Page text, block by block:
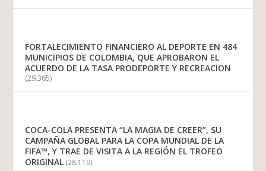
FORTALECIMIENTO FINANCIERO AL DEPORTE EN 484
MUNICIPIOS DE COLOMBIA, QUE APROBARON EL
ACUERDO DE LA TASA PRODEPORTE Y RECREACION
(29.365)
COCA-COLA PRESENTA “LA MAGIA DE CREER”, SU
CAMPAÑA GLOBAL PARA LA COPA MUNDIAL DE LA
FIFA™, Y TRAE DE VISITA A LA REGIÓN EL TROFEO
ORIGINAL (28.119)